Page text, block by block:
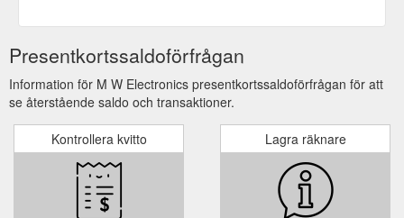
Presentkortssaldoförfrågan
Information för M W Electronics presentkortssaldoförfrågan för att
se återstående saldo och transaktioner.
Kontrollera kvitto Lagra räknare